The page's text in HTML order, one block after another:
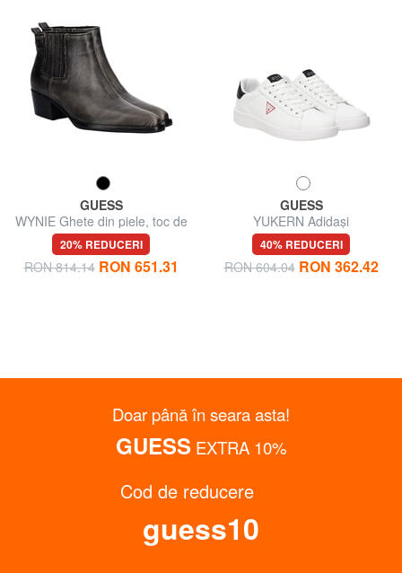
GUESS
WYNIE Ghete din piele, toc de
4,5 cm
20% REDUCERI
RON 814.14 RON 651.31
GUESS
YUKERN Adidași
40% REDUCERI
RON 604.04 RON 362.42
Obține până la 15% reducere
Abonează-te la buletinul informativ
Doar până în seara asta!
GUESSEXTRA 10%
Cod de reducere
guess10